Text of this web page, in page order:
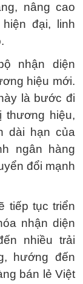
nâng cao
đại, linh
nhận diện
hiệu mới.
là bước đi
thương hiệu,
dài hạn của
ngân hàng
đổi mạnh
tiếp tục triển
nhận diện
nhiều trải
hướng đến
bán lẻ Việt